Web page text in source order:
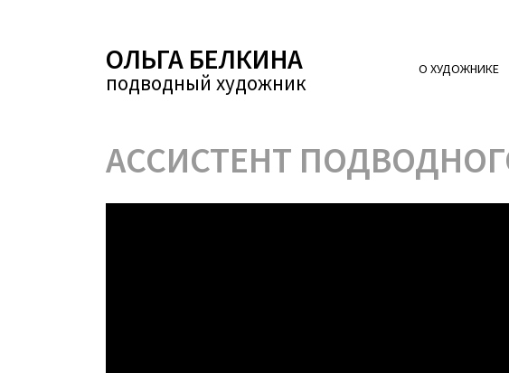
ОЛЬГА БЕЛКИНА
подводный художник
О ХУДОЖНИКЕ
АССИСТЕНТ